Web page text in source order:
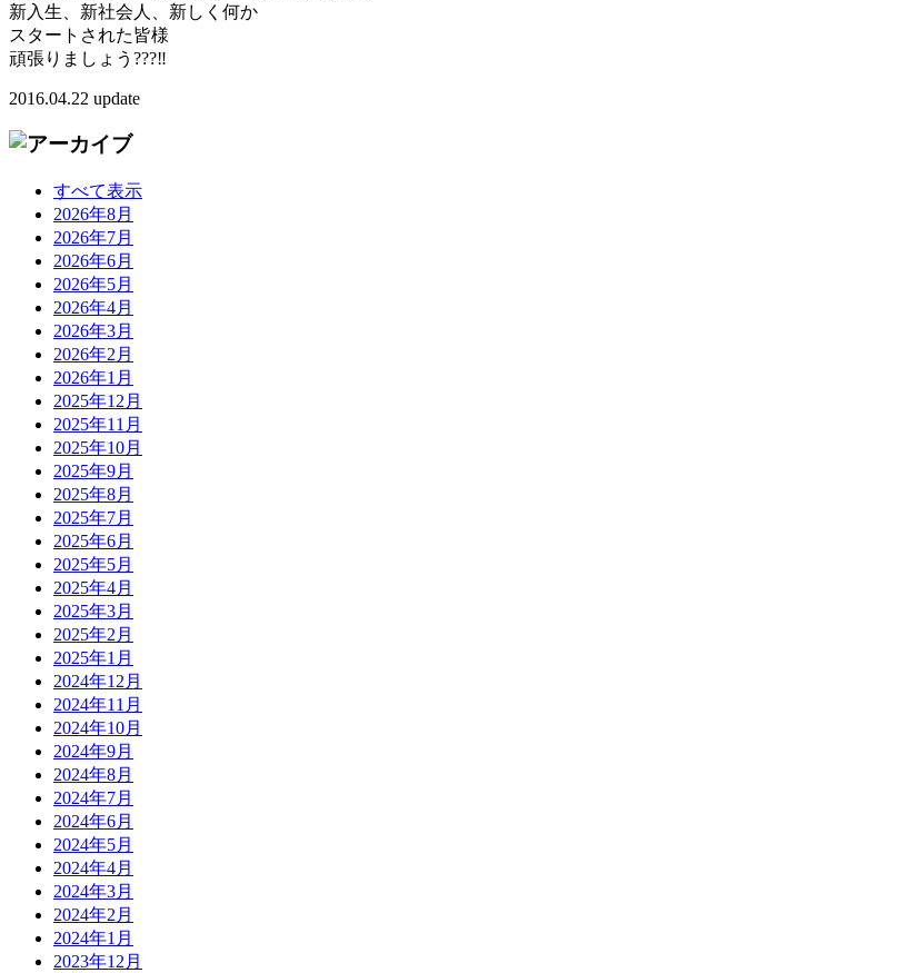
新入生、新社会人、新しく何か
スタートされた皆様
頑張りましょう???‼️
2016.04.22 update
すべて表示
2026年8月
2026年7月
2026年6月
2026年5月
2026年4月
2026年3月
2026年2月
2026年1月
2025年12月
2025年11月
2025年10月
2025年9月
2025年8月
2025年7月
2025年6月
2025年5月
2025年4月
2025年3月
2025年2月
2025年1月
2024年12月
2024年11月
2024年10月
2024年9月
2024年8月
2024年7月
2024年6月
2024年5月
2024年4月
2024年3月
2024年2月
2024年1月
2023年12月